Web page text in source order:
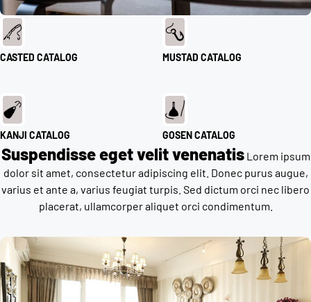
CASTED CATALOG MUSTAD CATALOG
KANJI CATALOG GOSEN CATALOG
Suspendisse eget velit venenatis Lorem ipsum
dolor sit amet, consectetur adipiscing elit. Donec purus augue,
varius et ante a, varius feugiat turpis. Sed dictum orci nec libero
placerat, ullamcorper aliquet orci condimentum.